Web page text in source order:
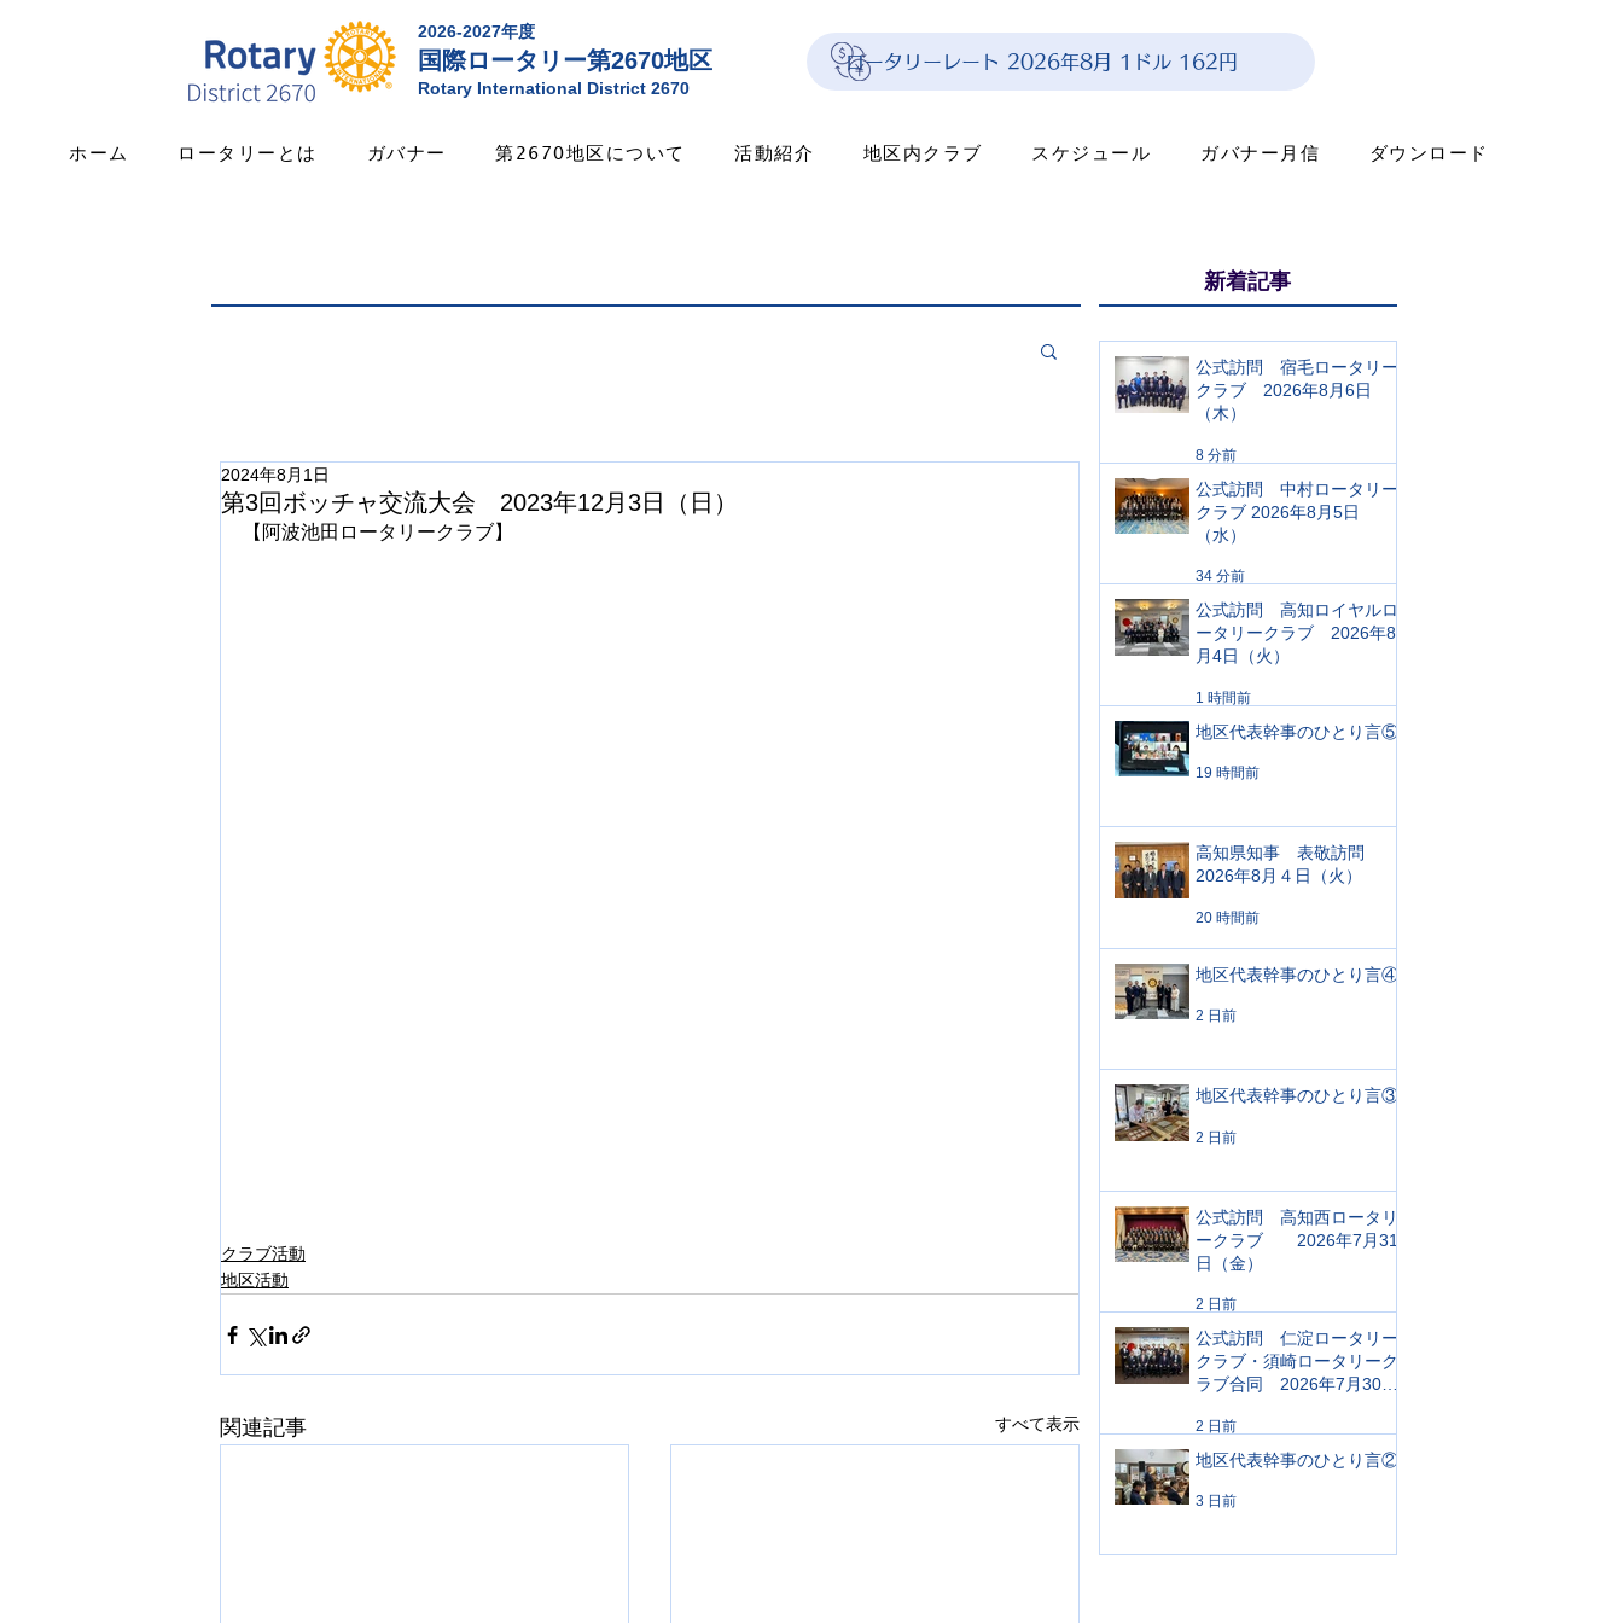
2026-2027年度
国際ロータリー第2670地区
Rotary International District 2670
ロータリーレート 2026年8月 1ドル 162円
ホーム ロータリーとは ガバナー 第2670地区について 活動紹介 地区内クラブ スケジュール ガバナー月信 ダウンロード
新着記事
第3回ボッチャ交流大会 2023年12月3日（日）
2024年8月1日
【阿波池田ロータリークラブ】
クラブ活動
地区活動
関連記事 すべて表示
公式訪問 宿毛ロータリー
クラブ 2026年8月6日
（木）
8 分前
公式訪問 中村ロータリー
クラブ 2026年8月5日
（水）
34 分前
公式訪問 高知ロイヤルロ
ータリークラブ 2026年8
月4日（火）
1 時間前
地区代表幹事のひとり言⑤
19 時間前
高知県知事 表敬訪問
2026年8月４日（火）
20 時間前
地区代表幹事のひとり言④
2 日前
地区代表幹事のひとり言③
2 日前
公式訪問 高知西ロータリ
ークラブ 2026年7月31
日（金）
2 日前
公式訪問 仁淀ロータリー
クラブ・須崎ロータリーク
ラブ合同 2026年7月30日
2 日前
地区代表幹事のひとり言②
3 日前